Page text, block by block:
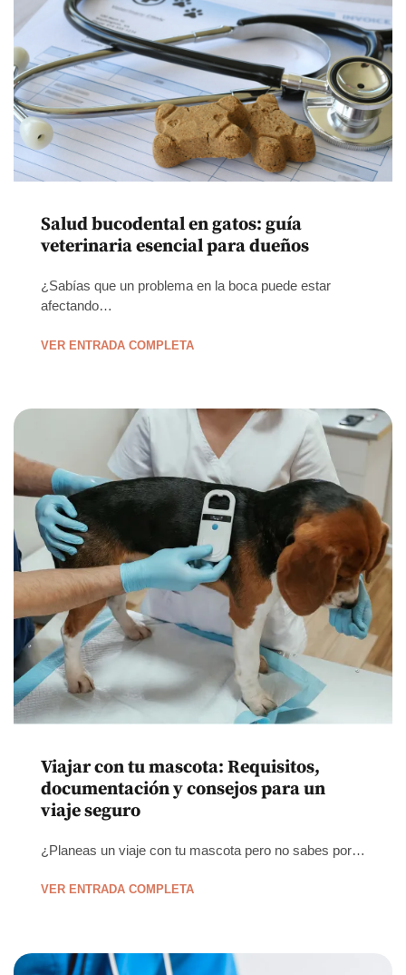
Salud bucodental en gatos: guía
veterinaria esencial para dueños
¿Sabías que un problema en la boca puede estar
afectando…
VER ENTRADA COMPLETA
Viajar con tu mascota: Requisitos,
documentación y consejos para un
viaje seguro
¿Planeas un viaje con tu mascota pero no sabes por…
VER ENTRADA COMPLETA